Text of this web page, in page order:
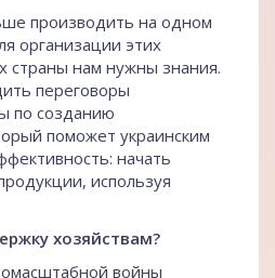
производить на одном
организации этих
страны нам нужны знания.
переговоры
по созданию
поможет украинским
начать
используя
хозяйствам?
войны